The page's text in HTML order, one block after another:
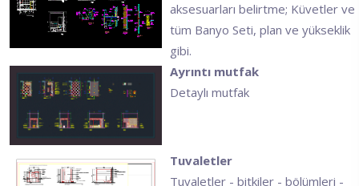
aksesuarları belirtme; Küvetler ve
tüm Banyo Seti, plan ve yükseklik
gibi.
Ayrıntı mutfak
Detaylı mutfak
Tuvaletler
Tuvaletler - bitkiler - bölümleri -